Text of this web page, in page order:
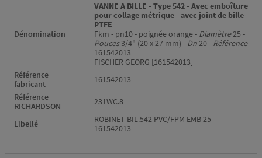
Dénomination
VANNE A BILLE - Type 542 - Avec emboîture
pour collage métrique - avec joint de bille
PTFE
Fkm - pn10 - poignée orange - Diamètre25 -
Pouces3/4" (20 x 27 mm) - Dn20 - Référence
161542013
FISCHER GEORG [161542013]
Référence
fabricant
161542013
Référence
RICHARDSON
231WC.8
Libellé
ROBINET BIL.542 PVC/FPM EMB 25
161542013